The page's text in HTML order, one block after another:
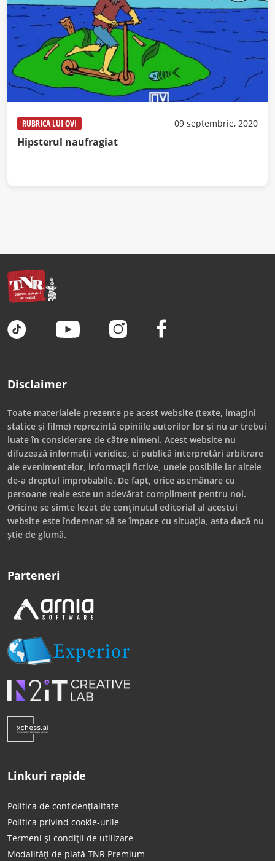
RUBRICA LUI OVI 09 septembrie, 2020
Hipsterul naufragiat
Disclaimer
Toate materialele prezente pe acest website (texte, imagini
statice și filme) reprezintă opiniile autorilor lor și nu ar trebui
luate în considerare de către nimeni. Acest website nu
difuzează informații veridice, ci publică interpretări arbitrare
ale evenimentelor, informații fictive, unele posibile iar altele
de-a dreptul improbabile. De fapt, orice asemănare cu
persoane reale este un adevărat compliment pentru noi.
Oricine se simte lezat de conținutul editorial al acestui
website este îndemnat să se împace cu situația, asta dacă nu
știe de glumă.
Parteneri
Linkuri rapide
Politica de confidențialitate
Politica privind cookie-urile
Termeni și condiții de utilizare
Modalități de plată TNR Premium